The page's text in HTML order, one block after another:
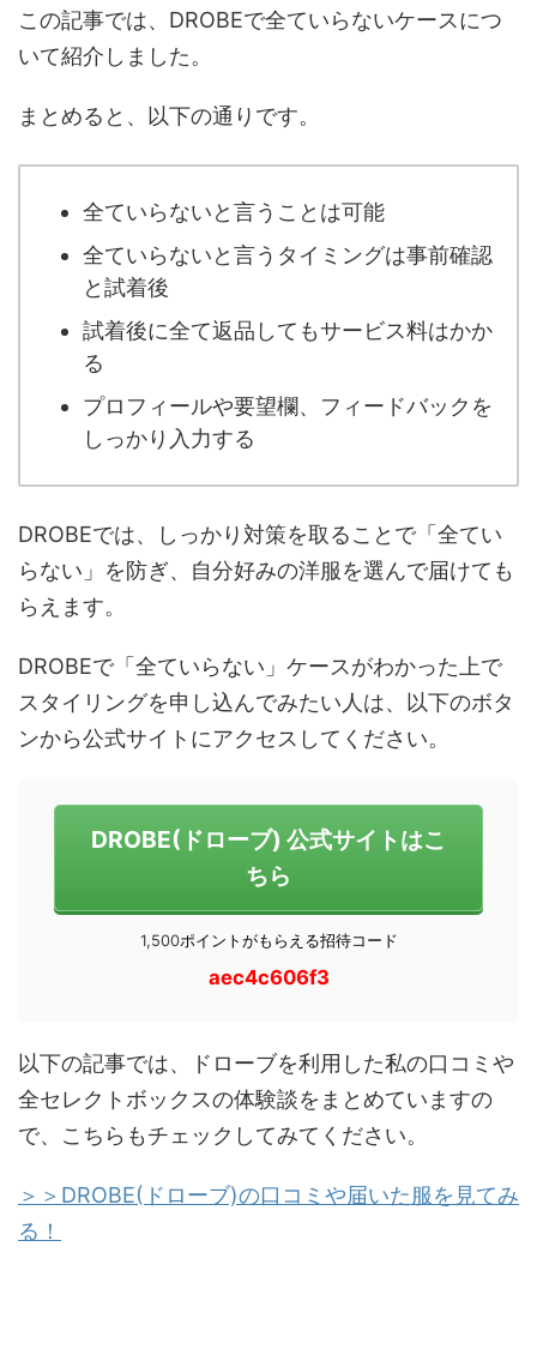
この記事では、DROBEで全ていらないケースにつ
いて紹介しました。
まとめると、以下の通りです。
全ていらないと言うことは可能
全ていらないと言うタイミングは事前確認
と試着後
試着後に全て返品してもサービス料はかか
る
プロフィールや要望欄、フィードバックを
しっかり入力する
DROBEでは、しっかり対策を取ることで「全てい
らない」を防ぎ、自分好みの洋服を選んで届けても
らえます。
DROBEで「全ていらない」ケースがわかった上で
スタイリングを申し込んでみたい人は、以下のボタ
ンから公式サイトにアクセスしてください。
DROBE(ドローブ) 公式サイトはこ
ちら
1,500ポイントがもらえる招待コード
aec4c606f3
以下の記事では、ドローブを利用した私の口コミや
全セレクトボックスの体験談をまとめていますの
で、こちらもチェックしてみてください。
＞＞DROBE(ドローブ)の口コミや届いた服を見てみ
る！